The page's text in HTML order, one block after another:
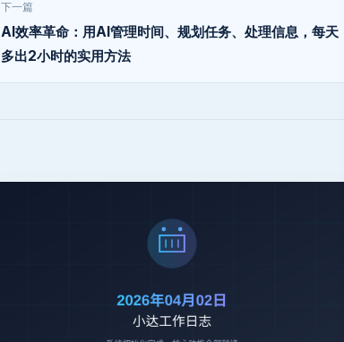
下一篇
AI效率革命：用AI管理时间、规划任务、处理信息，每天
多出2小时的实用方法